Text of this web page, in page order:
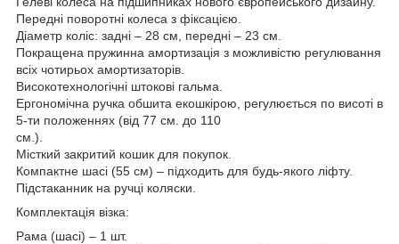
Передні поворотні колеса з фіксацією.
Діаметр коліс: задні – 28 см, передні – 23 см.
Покращена пружинна амортизація з можливістю регулювання
всіх чотирьох амортизаторів.
Високотехнологічні штокові гальма.
Ергономічна ручка обшита екошкірою, регулюється по висоті в
5-ти положеннях (від 77 см. до 110
см.).
Місткий закритий кошик для покупок.
Компактне шасі (55 см) – підходить для будь-якого ліфту.
Підстаканник на ручці коляски.
Комплектація візка:
Рама (шасі) – 1 шт.